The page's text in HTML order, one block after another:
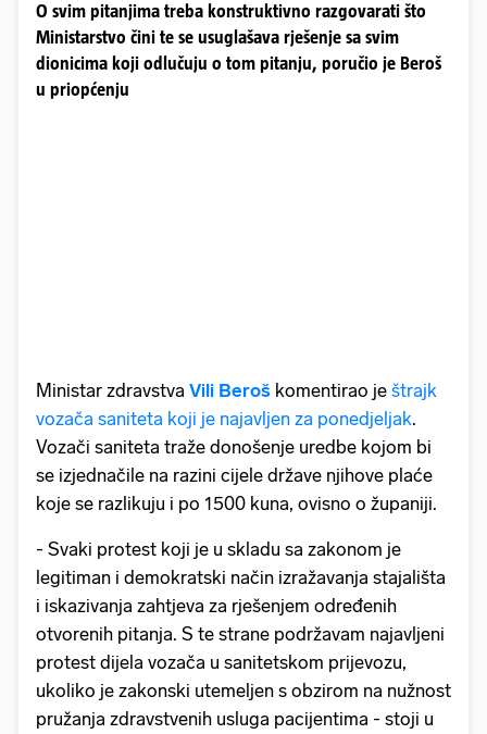
O svim pitanjima treba konstruktivno razgovarati što
Ministarstvo čini te se usuglašava rješenje sa svim
dionicima koji odlučuju o tom pitanju, poručio je Beroš
u priopćenju
Ministar zdravstva Vili Beroš komentirao je štrajk
vozača saniteta koji je najavljen za ponedjeljak.
Vozači saniteta traže donošenje uredbe kojom bi
se izjednačile na razini cijele države njihove plaće
koje se razlikuju i po 1500 kuna, ovisno o županiji.
- Svaki protest koji je u skladu sa zakonom je
legitiman i demokratski način izražavanja stajališta
i iskazivanja zahtjeva za rješenjem određenih
otvorenih pitanja. S te strane podržavam najavljeni
protest dijela vozača u sanitetskom prijevozu,
ukoliko je zakonski utemeljen s obzirom na nužnost
pružanja zdravstvenih usluga pacijentima - stoji u